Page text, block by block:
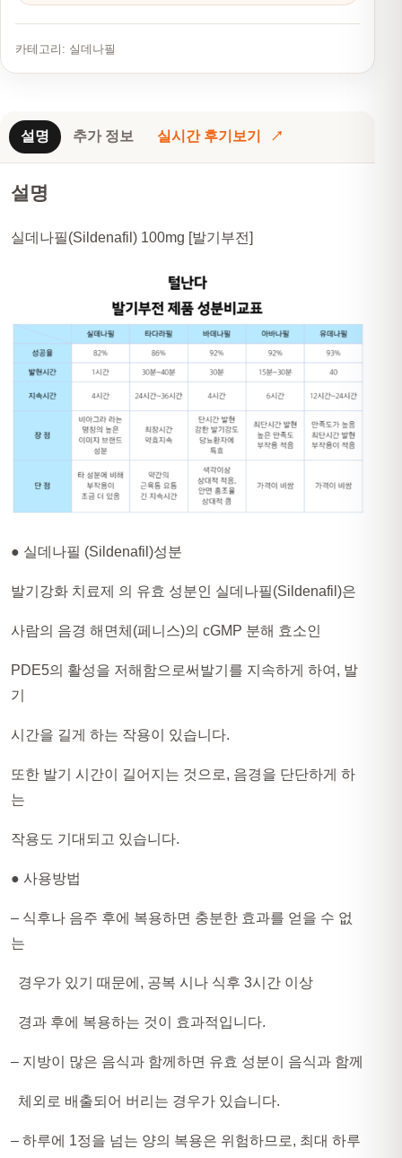
카테고리: 실데나필
설명 추가 정보 실시간 후기보기
설명
실데나필(Sildenafil) 100mg [발기부전]
● 실데나필 (Sildenafil)성분
발기강화 치료제 의 유효 성분인 실데나필(Sildenafil)은
사람의 음경 해면체(페니스)의 cGMP 분해 효소인
PDE5의 활성을 저해함으로써발기를 지속하게 하여, 발
기
시간을 길게 하는 작용이 있습니다.
또한 발기 시간이 길어지는 것으로, 음경을 단단하게 하
는
작용도 기대되고 있습니다.
● 사용방법
– 식후나 음주 후에 복용하면 충분한 효과를 얻을 수 없
는
경우가 있기 때문에, 공복 시나 식후 3시간 이상
경과 후에 복용하는 것이 효과적입니다.
– 지방이 많은 음식과 함께하면 유효 성분이 음식과 함께
체외로 배출되어 버리는 경우가 있습니다.
– 하루에 1정을 넘는 양의 복용은 위험하므로, 최대 하루